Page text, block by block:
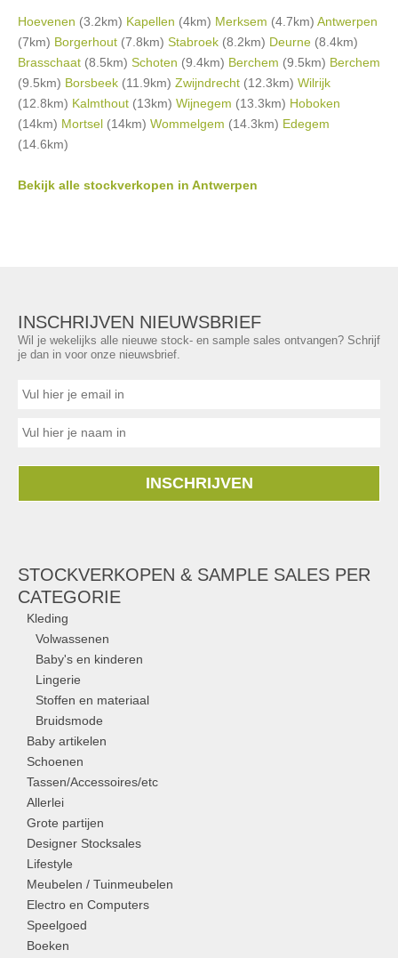
Hoevenen (3.2km) Kapellen (4km) Merksem (4.7km) Antwerpen
(7km) Borgerhout (7.8km) Stabroek (8.2km) Deurne (8.4km)
Brasschaat (8.5km) Schoten (9.4km) Berchem (9.5km) Berchem
(9.5km) Borsbeek (11.9km) Zwijndrecht (12.3km) Wilrijk
(12.8km) Kalmthout (13km) Wijnegem (13.3km) Hoboken
(14km) Mortsel (14km) Wommelgem (14.3km) Edegem
(14.6km)
Bekijk alle stockverkopen in Antwerpen
INSCHRIJVEN NIEUWSBRIEF
Wil je wekelijks alle nieuwe stock- en sample sales ontvangen? Schrijf
je dan in voor onze nieuwsbrief.
INSCHRIJVEN
STOCKVERKOPEN & SAMPLE SALES PER
CATEGORIE
Kleding
Volwassenen
Baby's en kinderen
Lingerie
Stoffen en materiaal
Bruidsmode
Baby artikelen
Schoenen
Tassen/Accessoires/etc
Allerlei
Grote partijen
Designer Stocksales
Lifestyle
Meubelen / Tuinmeubelen
Electro en Computers
Speelgoed
Boeken